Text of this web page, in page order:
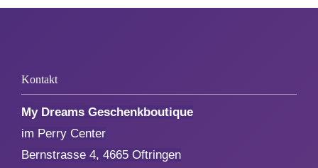
Muttertag
Valentinstag
Kontakt
My Dreams Geschenkboutique
im Perry Center
Bernstrasse 4, 4665 Oftringen